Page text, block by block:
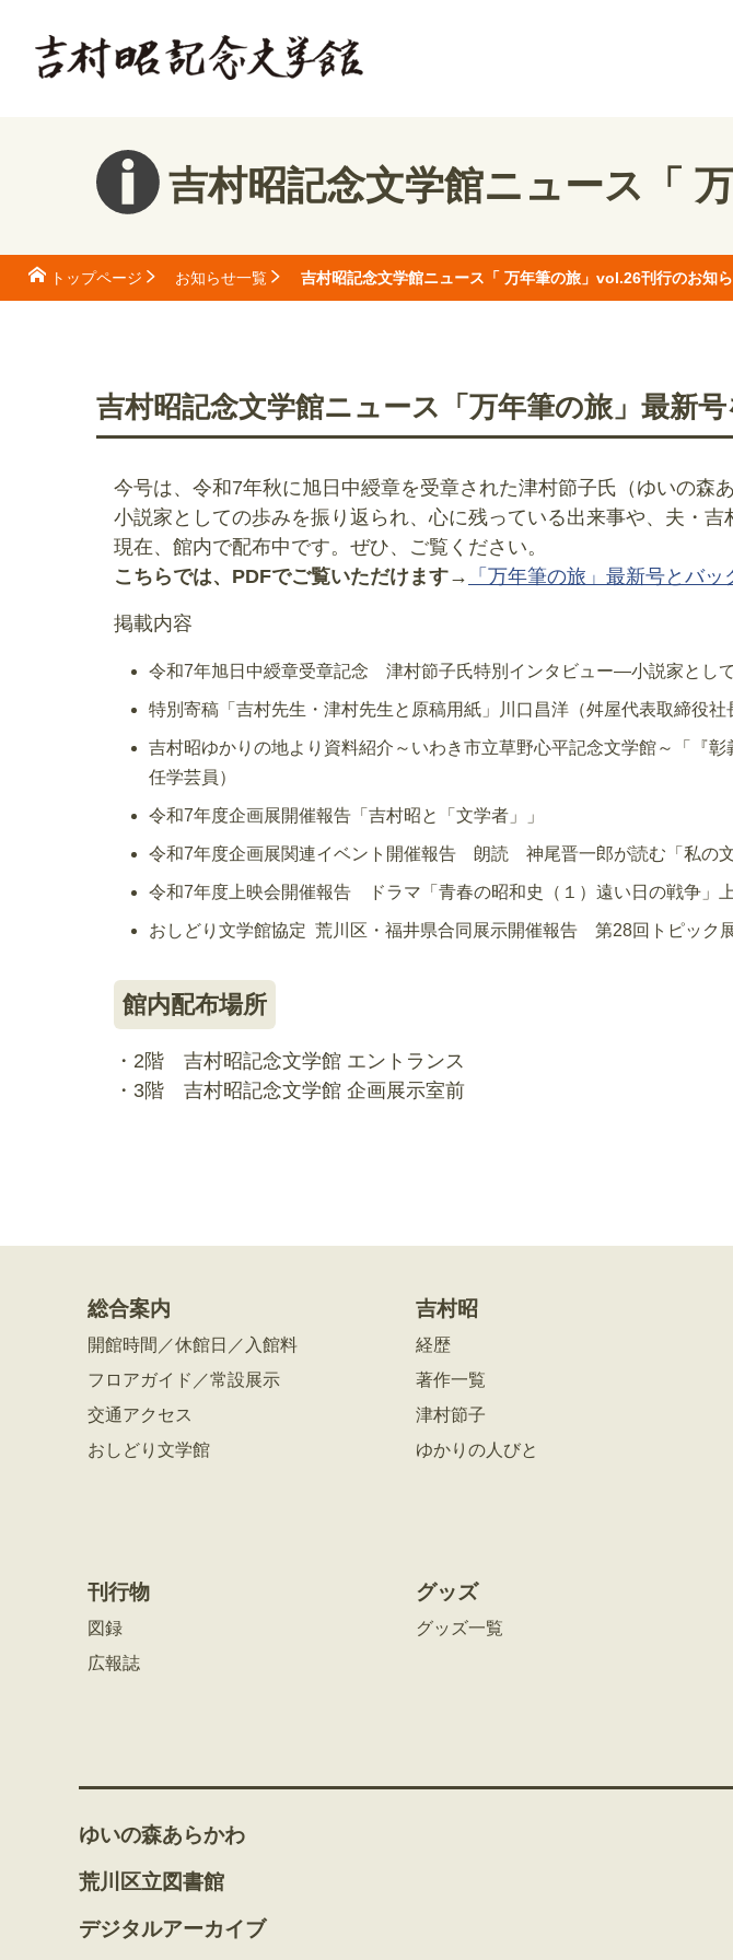
吉村昭記念文学館ニュース「
トップページ お知らせ一覧 吉村昭記念文学館ニュース「 万年筆の旅」vol.26刊行のお知
吉村昭記念文学館ニュース「万年筆の旅」最新
今号は、令和7年秋に旭日中綬章を受章された津村節子氏（ゆいの森
小説家としての歩みを振り返られ、心に残っている出来事や、夫・吉
現在、館内で配布中です。ぜひ、ご覧ください。
こちらでは、PDFでご覧いただけます→
「万年筆の旅」最新号とバッ
掲載内容
令和7年旭日中綬章受章記念 津村節子氏特別インタビュー―小説家とし
特別寄稿「吉村先生・津村先生と原稿用紙」川口昌洋（舛屋代表取締役社
吉村昭ゆかりの地より資料紹介～いわき市立草野心平記念文学館～「『
任学芸員）
令和7年度企画展開催報告「吉村昭と「文学者」」
令和7年度企画展関連イベント開催報告 朗読 神尾晋一郎が読む「私の文
令和7年度上映会開催報告 ドラマ「青春の昭和史（１）遠い日の戦争」
おしどり文学館協定 荒川区・福井県合同展示開催報告 第28回トピック
館内配布場所
・2階 吉村昭記念文学館 エントランス
・3階 吉村昭記念文学館 企画展示室前
総合案内
開館時間／休館日／入館料
フロアガイド／常設展示
交通アクセス
おしどり文学館
吉村昭
経歴
著作一覧
津村節子
ゆかりの人びと
刊行物
図録
広報誌
グッズ
グッズ一覧
ゆいの森あらかわ
荒川区立図書館
デジタルアーカイブ